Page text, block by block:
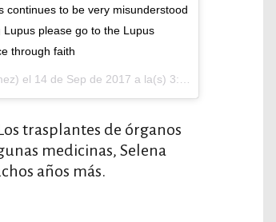
continues to be very misunderstood
please go to the Lupus
through faith
el 14 de Sep de 2017 a la(s) 3:07 PDT
trasplantes de órganos
medicinas, Selena
años más.